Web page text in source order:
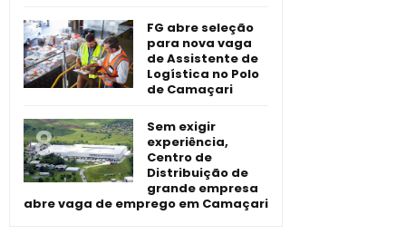
FG abre seleção
para nova vaga
de Assistente de
Logística no Polo
de Camaçari
Sem exigir
experiência,
Centro de
Distribuição de
grande empresa
abre vaga de emprego em Camaçari